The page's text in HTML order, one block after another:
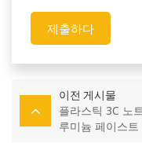
제출하다
이전 게시물
플라스틱 3C 노
루미늄 페이스트